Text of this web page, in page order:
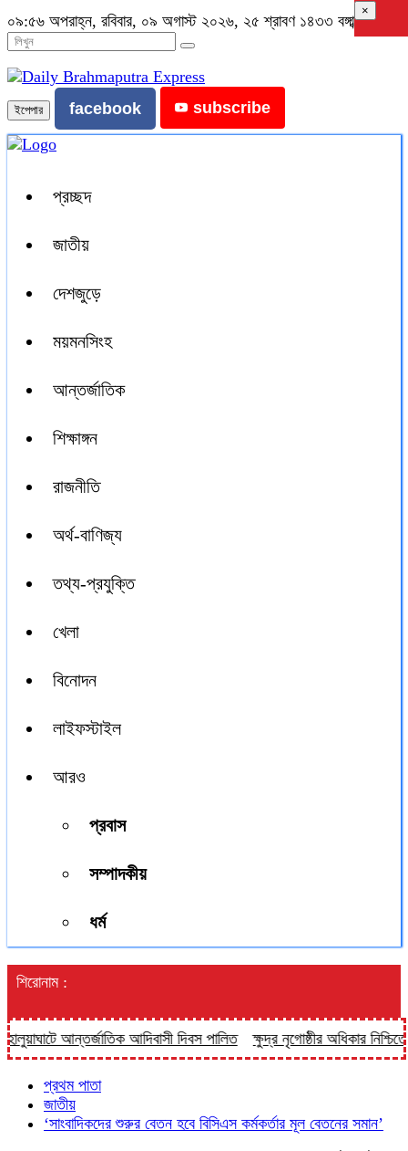
০৯:৫৬ অপরাহ্ন, রবিবার, ০৯ অগাস্ট ২০২৬, ২৫ শ্রাবণ ১৪৩৩ বঙ্গাব্দ
ইপেপার facebook subscribe
প্রচ্ছদ
জাতীয়
দেশজুড়ে
ময়মনসিংহ
আন্তর্জাতিক
শিক্ষাঙ্গন
রাজনীতি
অর্থ-বাণিজ্য
তথ্য-প্রযুক্তি
খেলা
বিনোদন
লাইফস্টাইল
আরও
প্রবাস
সম্পাদকীয়
ধর্ম
শিরোনাম :
আন্তর্জাতিক আদিবাসী দিবস পালিত ক্ষুদ্র নৃগোষ্ঠীর অধিকার নিশ্চিতে
×
প্রথম পাতা
জাতীয়
‘সাংবাদিকদের শুরুর বেতন হবে বিসিএস কর্মকর্তার মূল বেতনের সমান’